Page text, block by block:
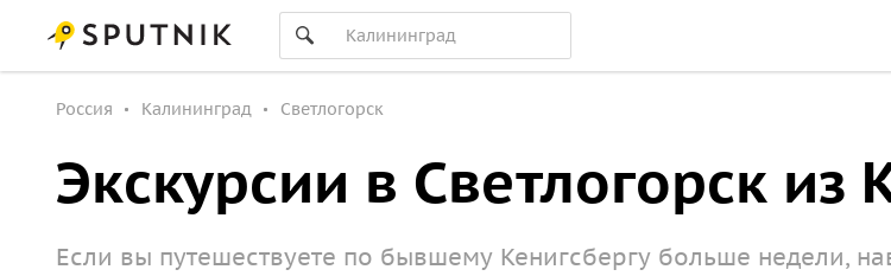
Россия Калининград Светлогорск
Экскурсии в Светлогорск из
Если вы путешествуете по бывшему Кенигсбергу больше недели,